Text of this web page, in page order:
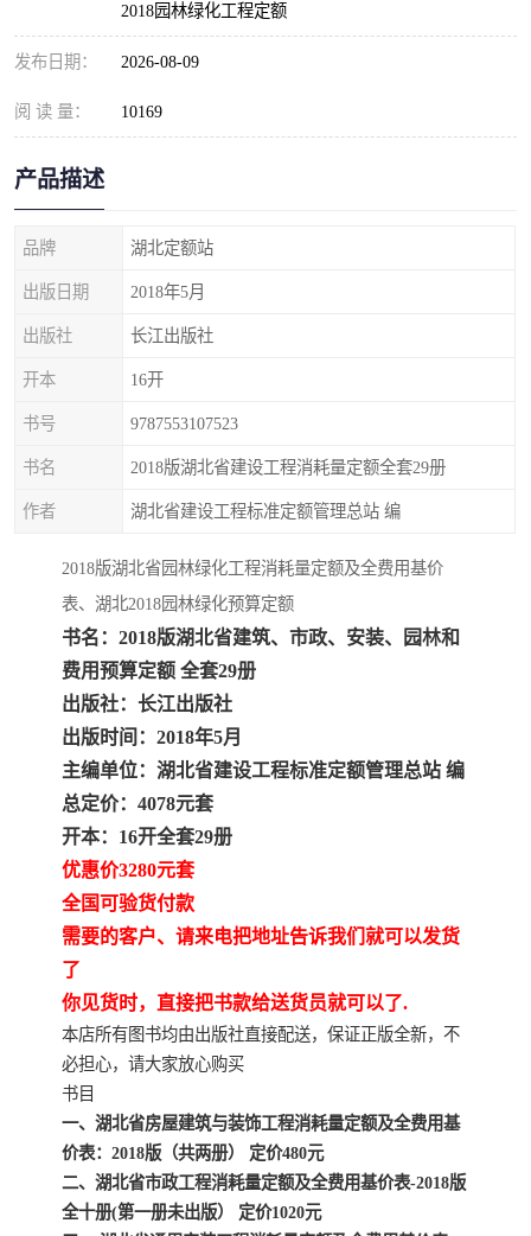
2018园林绿化工程定额
发布日期： 2026-08-09
阅 读 量： 10169
产品描述
品牌 湖北定额站
出版日期 2018年5月
出版社 长江出版社
开本 16开
书号 9787553107523
书名 2018版湖北省建设工程消耗量定额全套29册
作者 湖北省建设工程标准定额管理总站 编
2018版湖北省园林绿化工程消耗量定额及全费用基价
表、湖北2018园林绿化预算定额
书名：2018版湖北省建筑、市政、安装、园林和
费用预算定额 全套29册
出版社：长江出版社
出版时间：2018年5月
主编单位：湖北省建设工程标准定额管理总站 编
总定价：4078元套
开本：16开全套29册
优惠价3280元套
全国可验货付款
需要的客户、请来电把地址告诉我们就可以发货
了
你见货时，直接把书款给送货员就可以了.
本店所有图书均由出版社直接配送，保证正版全新，不
必担心，请大家放心购买
书目
一、湖北省房屋建筑与装饰工程消耗量定额及全费用基
价表：2018版（共两册） 定价480元
二、湖北省市政工程消耗量定额及全费用基价表-2018版
全十册(第一册未出版） 定价1020元
冶金工业建设工程预算定
额
电子工程概预算定额
疏浚工程预算定额
吉林建设工程计价定额
福建建设工程预算定额
江西省建筑工程预算定额
锅炉及压力容器规范国际 广东省建设工程预算定额
甘肃省建设工程预算定额 山西省建设工程预算定额
内蒙古建设工程预算定额 公路工程预算定额
陕西建设工程消耗量定额
贵州水利水电定额 铁路概预算定额
青海省建筑工程消耗量定
20kv及以下配电网工程定
验评定标准
广西建筑安装工程预算定 内河沿海港口疏浚定额
*考军校教材 黑龙江建设工程计价定额
海南省建设工程预算定额
电力工程预算概算定额 重庆市建设工程计价定额
江苏省建设工程计价定额 深圳市建设工程消耗量定